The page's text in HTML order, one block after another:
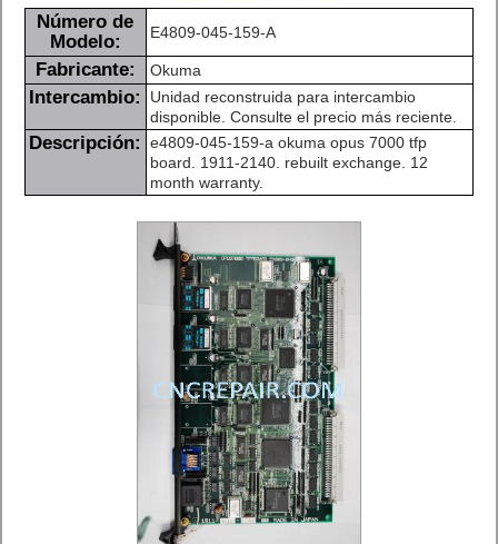
Número de
Modelo:
E4809-045-159-A
Fabricante: Okuma
Intercambio:
Unidad reconstruida para intercambio
disponible. Consulte el precio más reciente.
Descripción:
e4809-045-159-a okuma opus 7000 tfp
board. 1911-2140. rebuilt exchange. 12
month warranty.